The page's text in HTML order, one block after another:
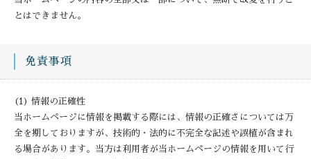
とはできません。
免責事項
(1) 情報の正確性
当ホームページに情報を掲載する際には、情報の正確さについては万
全を期しておりますが、技術的・法的に不完全な記述や誤植が含まれ
る場合があります。当方は利用者が当ホームページの情報を用いて行